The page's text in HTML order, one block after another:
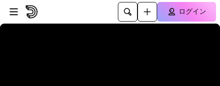
プレイヤーにスキップ
メインコンテンツにスキップ
ログイン